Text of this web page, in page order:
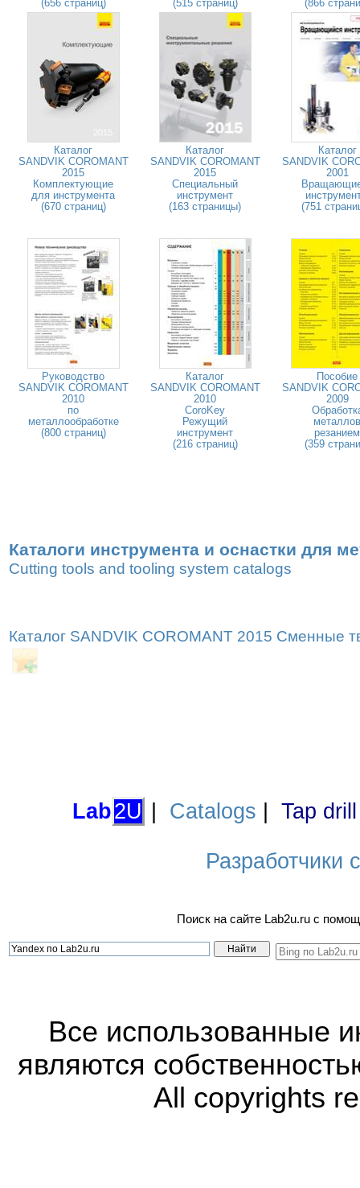
(656 страниц) (515 страниц) (866
Каталог
SANDVIK COROMANT
2015
Комплектующие
для инструмента
(670 страниц)
Каталог
SANDVIK COROMANT
2015
Специальный
инструмент
(163 страницы)
Каталог
SANDVIK
2001
(751
Руководство
SANDVIK COROMANT
2010
по
металлообработке
(800 страниц)
Каталог
SANDVIK COROMANT
2010
CoroKey
Режущий
инструмент
(216 страниц)
Пособие
SANDVIK
2009
металлов
резанием
(359
Каталоги инструмента и оснастки для
Cutting tools and tooling system catalogs
Каталог SANDVIK COROMANT 2015 Сменные
Lab2U Catalogs Tap
Разработчики
Поиск на сайте Lab2u.ru с
Все использованные
являются
All copyrights